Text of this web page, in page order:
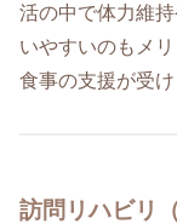
活の中で体力維
いやすいのもメ
食事の支援が受け
訪問リハビリ